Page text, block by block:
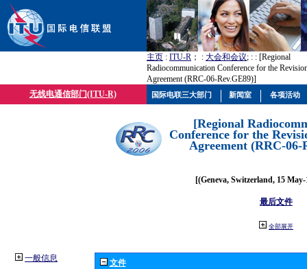
主页 : ITU-R ； : 大会和会议; : : [Regional
Radiocommunication Conference for the
Agreement (RRC-06-Rev.GE89)]
无线电通信部门(ITU-R)
[Regional
Conference for the
Agreement (RRC-06-
[(Geneva, Switzerland, 15
最后文件
全部展开
一般信息 文件
国际电联三大部门 新闻室 各项活动